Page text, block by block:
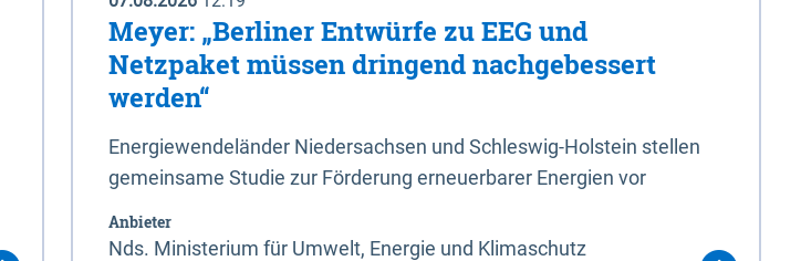
Meyer: „Berliner Entwürfe zu EEG und
Netzpaket müssen dringend nachgebessert
werden“
Energiewendeländer Niedersachsen und Schleswig-Holstein stellen
gemeinsame Studie zur Förderung erneuerbarer Energien vor
Anbieter
Nds. Ministerium für Umwelt, Energie und Klimaschutz